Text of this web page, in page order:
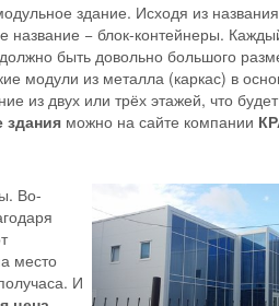
здание. Исходя из
название − блок-контейнеры.
быть довольно большого
модули из металла (каркас) в
из двух или трёх этажей, что
можно на сайте компании
Во-
место
И